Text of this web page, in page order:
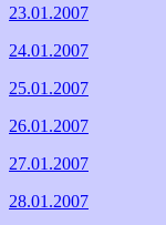
23.01.2007
24.01.2007
25.01.2007
26.01.2007
27.01.2007
28.01.2007